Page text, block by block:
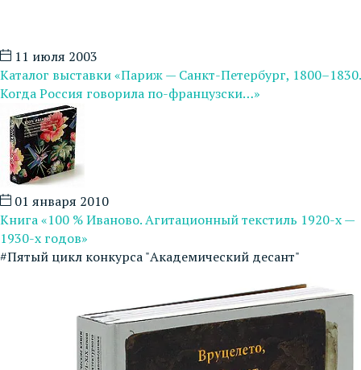
11 июля 2003
Каталог выставки «Париж — Санкт-Петербург, 1800–1830.
Когда Россия говорила по-французски…»
01 января 2010
Книга «100 % Иваново. Агитационный текстиль 1920-х —
1930-х годов»
#Пятый цикл конкурса "Академический десант"